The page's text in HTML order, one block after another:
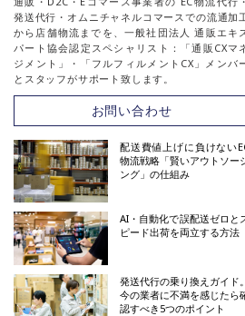
に
ス
キ
す
る
発送代行・オムニチャネルコマースでの流通加
から店舗物流までを、一般社団法人 通販エキ
パート協会認定スペシャリスト：「通販CXマ
ジメント」・「フルフィルメントCX」メンバ
とスタッフがサポート致します。
お問い合わせ
配送費値上げに負けない
物流戦略「賢いアウトソー
ング」の仕組み
AI・自動化で誤配送ゼロと
ピード出荷を両立する方法
発送代行の乗り換えガイド。
今の業者に不満を感じたら
認すべき5つのポイント